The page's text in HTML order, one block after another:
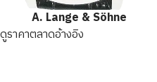
A. Lange & Söhne
ดูราคาตลาดอ้างอิง